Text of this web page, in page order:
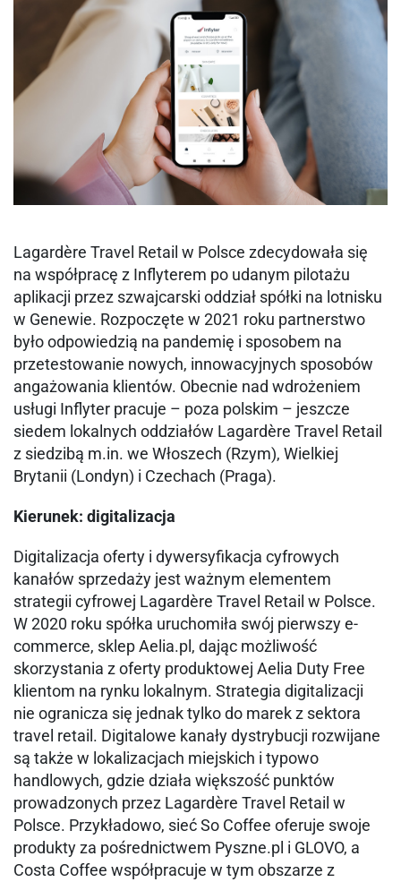
Lagardère Travel Retail w Polsce zdecydowała się
na współpracę z Inflyterem po udanym pilotażu
aplikacji przez szwajcarski oddział spółki na lotnisku
w Genewie. Rozpoczęte w 2021 roku partnerstwo
było odpowiedzią na pandemię i sposobem na
przetestowanie nowych, innowacyjnych sposobów
angażowania klientów. Obecnie nad wdrożeniem
usługi Inflyter pracuje – poza polskim – jeszcze
siedem lokalnych oddziałów Lagardère Travel Retail
z siedzibą m.in. we Włoszech (Rzym), Wielkiej
Brytanii (Londyn) i Czechach (Praga).
Kierunek: digitalizacja
Digitalizacja oferty i dywersyfikacja cyfrowych
kanałów sprzedaży jest ważnym elementem
strategii cyfrowej Lagardère Travel Retail w Polsce.
W 2020 roku spółka uruchomiła swój pierwszy e-
commerce, sklep Aelia.pl, dając możliwość
skorzystania z oferty produktowej Aelia Duty Free
klientom na rynku lokalnym. Strategia digitalizacji
nie ogranicza się jednak tylko do marek z sektora
travel retail. Digitalowe kanały dystrybucji rozwijane
są także w lokalizacjach miejskich i typowo
handlowych, gdzie działa większość punktów
prowadzonych przez Lagardère Travel Retail w
Polsce. Przykładowo, sieć So Coffee oferuje swoje
produkty za pośrednictwem Pyszne.pl i GLOVO, a
Costa Coffee współpracuje w tym obszarze z